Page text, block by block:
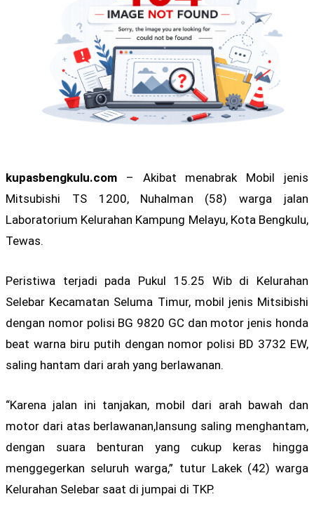
kupasbengkulu.com – Akibat menabrak Mobil jenis
Mitsubishi TS 1200, Nuhalman (58) warga jalan
Laboratorium Kelurahan Kampung Melayu, Kota Bengkulu,
Tewas.
Peristiwa terjadi pada Pukul 15.25 Wib di Kelurahan
Selebar Kecamatan Seluma Timur, mobil jenis Mitsibishi
dengan nomor polisi BG 9820 GC dan motor jenis honda
beat warna biru putih dengan nomor polisi BD 3732 EW,
saling hantam dari arah yang berlawanan.
“Karena jalan ini tanjakan, mobil dari arah bawah dan
motor dari atas berlawanan,lansung saling menghantam,
dengan suara benturan yang cukup keras hingga
menggegerkan seluruh warga,” tutur Lakek (42) warga
Kelurahan Selebar saat di jumpai di TKP.